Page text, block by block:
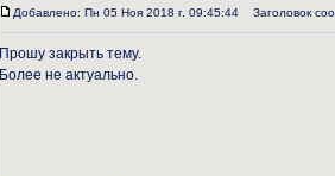
Добавлено: Пн 05 Ноя 2018 г. 09:45:44 Заголовок
Прошу закрыть тему.
Более не актуально.